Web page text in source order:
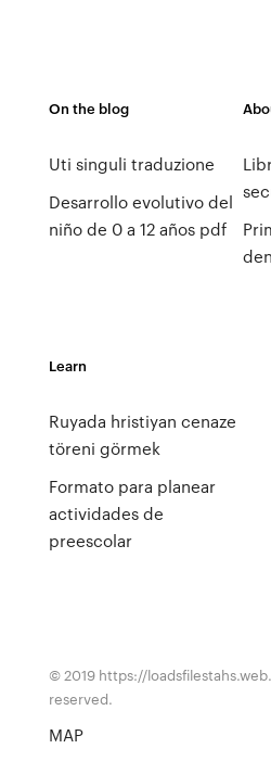
On the blog
Uti singuli traduzione
Desarrollo evolutivo del
niño de 0 a 12 años pdf
Learn
Ruyada hristiyan cenaze
töreni görmek
Formato para planear
actividades de
preescolar
© 2019 https://
reserved.
MAP